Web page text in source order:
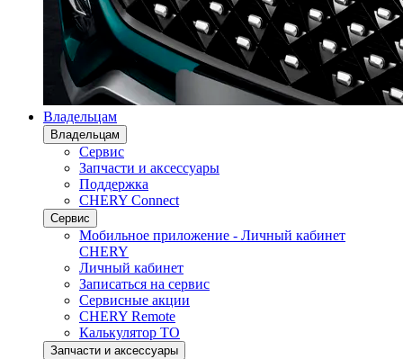
Владельцам
Владельцам
Сервис
Запчасти и аксессуары
Поддержка
CHERY Connect
Сервис
Мобильное приложение - Личный кабинет
CHERY
Личный кабинет
Записаться на сервис
Сервисные акции
CHERY Remote
Калькулятор ТО
Запчасти и аксессуары